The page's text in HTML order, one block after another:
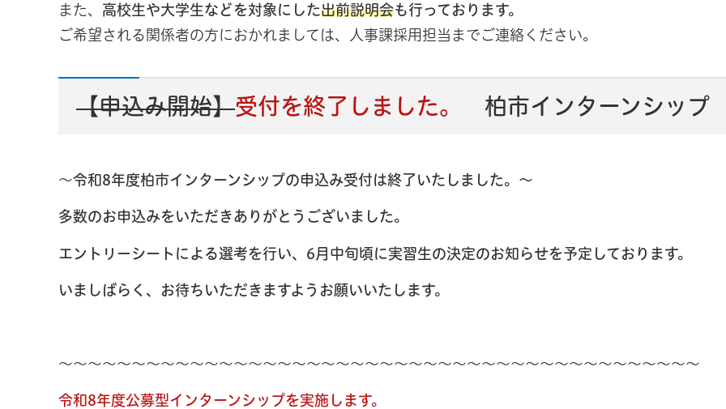
また、 高校生や大学生などを対象にした出前説明会も行っております。
ご希望される関係者の方におかれましては、人事課採用担当までご連絡ください。
【申込み開始】受付を終了しました。 柏市インターンシップ
～令和8年度柏市インターンシップの申込み受付は終了いたしました。～
多数のお申込みをいただきありがとうございました。
エントリーシートによる選考を行い、6月中旬頃に実習生の決定のお知らせを予定しております。
いましばらく、お待ちいただきますようお願いいたします。
～～～～～～～～～～～～～～～～～～～～～～～～～～～～～～～～～～～～～～～～～～～～
令和8年度公募型インターンシップを実施します。